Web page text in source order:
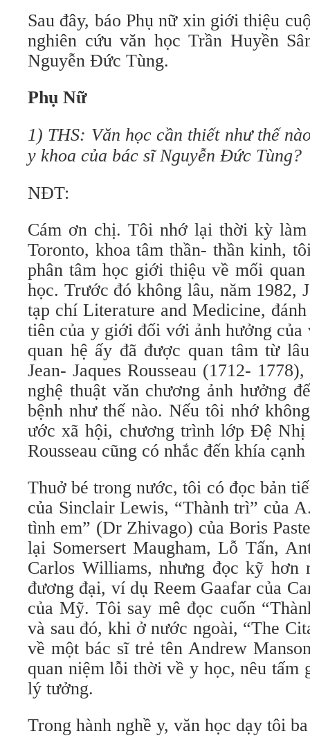
Sau đây, báo Phụ nữ xin giới thiệu
nghiên cứu văn học Trần Huyền
Nguyễn Đức Tùng.
Phụ Nữ
1) THS: Văn học cần thiết như thế
y khoa của bác sĩ Nguyễn Đức Tùng?
NĐT:
Cám ơn chị. Tôi nhớ lại thời kỳ
Toronto, khoa tâm thần- thần kinh,
phân tâm học giới thiệu về mối
học. Trước đó không lâu, năm 1982,
tạp chí Literature and Medicine,
tiên của y giới đối với ảnh hưởng của
quan hệ ấy đã được quan tâm từ
Jean- Jaques Rousseau (1712-
nghệ thuật văn chương ảnh hưởng
bệnh như thế nào. Nếu tôi nhớ
ước xã hội, chương trình lớp Đệ Nhị
Rousseau cũng có nhắc đến khía cạnh
Thuở bé trong nước, tôi có đọc bản
của Sinclair Lewis, “Thành trì” của
tình em” (Dr Zhivago) của Boris
lại Somersert Maugham, Lỗ Tấn,
Carlos Williams, nhưng đọc kỹ hơn
đương đại, ví dụ Reem Gaafar của
của Mỹ. Tôi say mê đọc cuốn
và sau đó, khi ở nước ngoài, “The
về một bác sĩ trẻ tên Andrew
quan niệm lỗi thời về y học, nêu tấm
lý tưởng.
Trong hành nghề y, văn học dạy tôi